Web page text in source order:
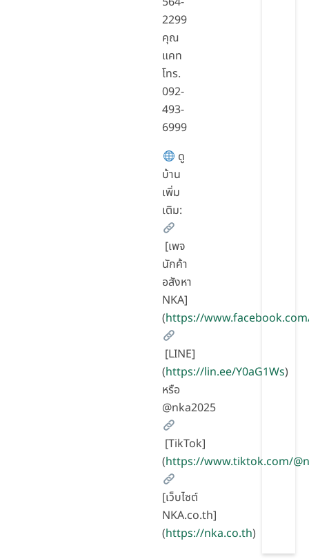
2299
คุณ
แคท
โทร.
092-
493-
6999
ดู
บ้าน
เพิ่ม
เติม:
[เพจ
นักค้า
อสังหา
NKA]
(https://
[LINE]
(https://lin.ee/Y0aG1Ws)
หรือ
@nka2025
[TikTok]
(https://www.tiktok.com/
[เว็บไซต์
NKA.co.th]
(https://nka.co.th)